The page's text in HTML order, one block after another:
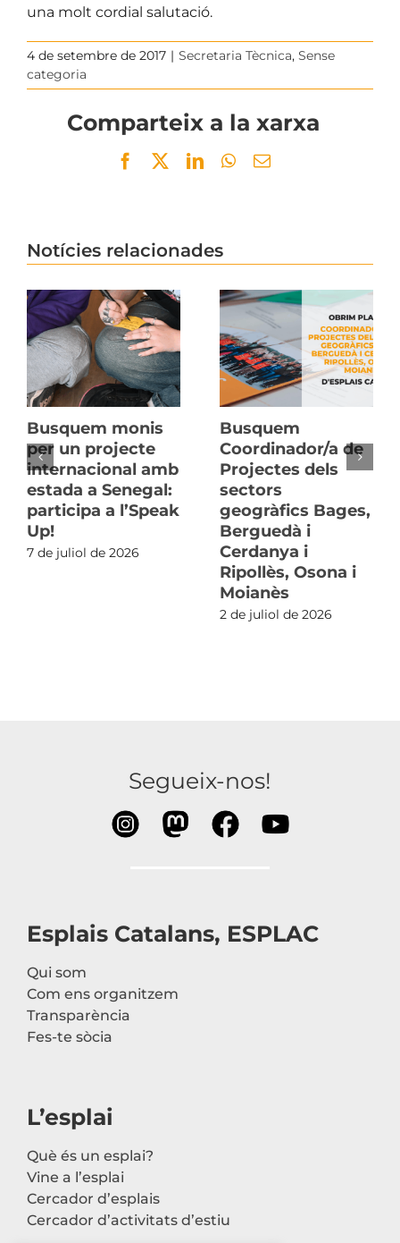
una molt cordial salutació.
4 de setembre de 2017 | Secretaria Tècnica, Sense
categoria
Comparteix a la xarxa
Facebook
TwitterLinkedInWhatsApp
Email
Notícies relacionades
Busquem monis
per un projecte
internacional amb
estada a Senegal:
participa a l’Speak
Up!
7 de juliol de 2026
Busquem
Coordinador/a de
Projectes dels
sectors
geogràfics Bages,
Berguedà i
Cerdanya i
Ripollès, Osona i
Moianès
2 de juliol de 2026
Segueix-nos!
Esplais Catalans, ESPLAC
Qui som
Com ens organitzem
Transparència
Fes-te sòcia
L’esplai
Què és un esplai?
Vine a l’esplai
Cercador d’esplais
Cercador d’activitats d’estiu